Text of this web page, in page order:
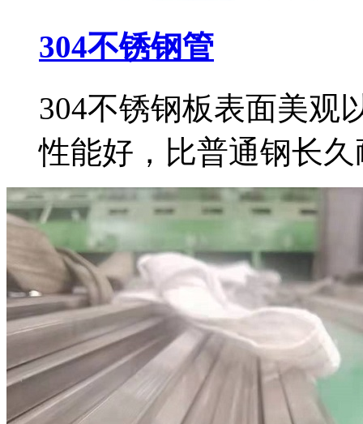
304不锈钢管
304不锈钢板表面美观
性能好，比普通钢长